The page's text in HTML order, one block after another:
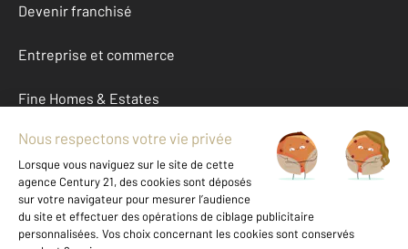
Devenir franchisé
Entreprise et commerce
Fine Homes & Estates
À propos
International
Nous contacter